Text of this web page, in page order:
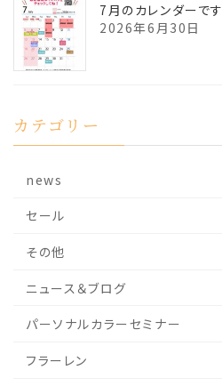
7月のカレンダーです
2026年6月30日
カテゴリー
news
セール
その他
ニュース＆ブログ
パーソナルカラーセミナー
フラーレン